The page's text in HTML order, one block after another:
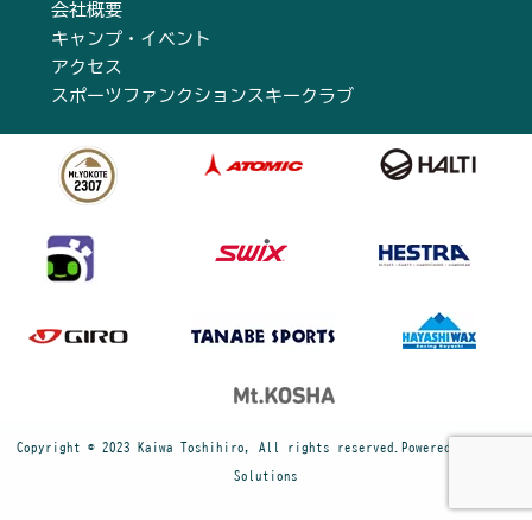
会社概要
キャンプ・イベント
アクセス
スポーツファンクションスキークラブ
Copyright © 2023 Kaiwa Toshihiro, All rights reserved.Powered by Cyber
Solutions